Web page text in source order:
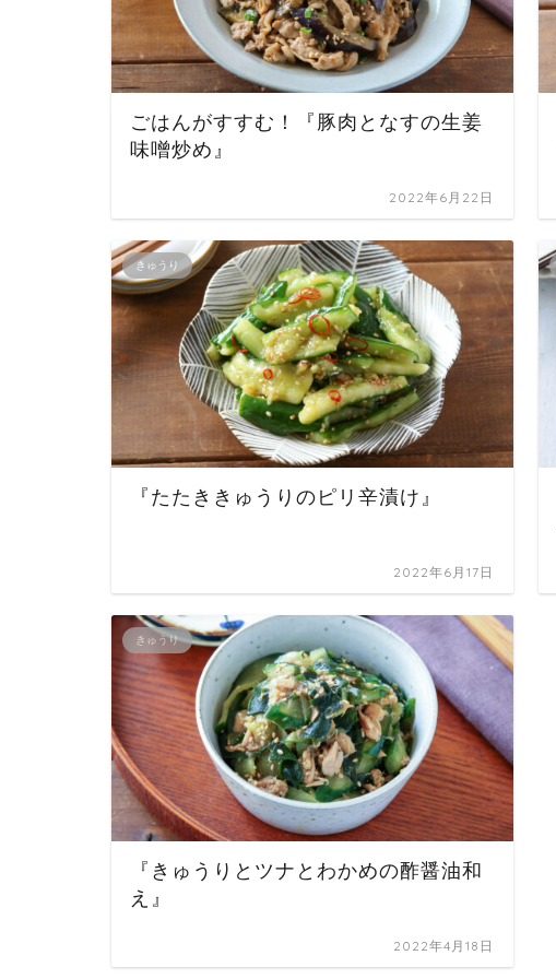
ごはんがすすむ！『豚肉となすの生姜
味噌炒め』
2022年6月22日
きゅうり
『たたききゅうりのピリ辛漬け』
2022年6月17日
きゅうり
『きゅうりとツナとわかめの酢醤油和
え』
2022年4月18日